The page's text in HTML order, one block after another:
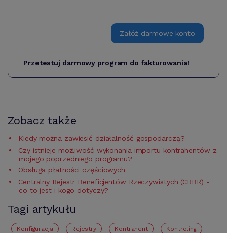
Załóż darmowe konto
Przetestuj darmowy program do fakturowania!
Zobacz także
Kiedy można zawiesić działalność gospodarczą?
Czy istnieje możliwość wykonania importu kontrahentów z
mojego poprzedniego programu?
Obsługa płatności częściowych
Centralny Rejestr Beneficjentów Rzeczywistych (CRBR) -
co to jest i kogo dotyczy?
Tagi artykułu
Konfiguracja Rejestry Kontrahent kontroling